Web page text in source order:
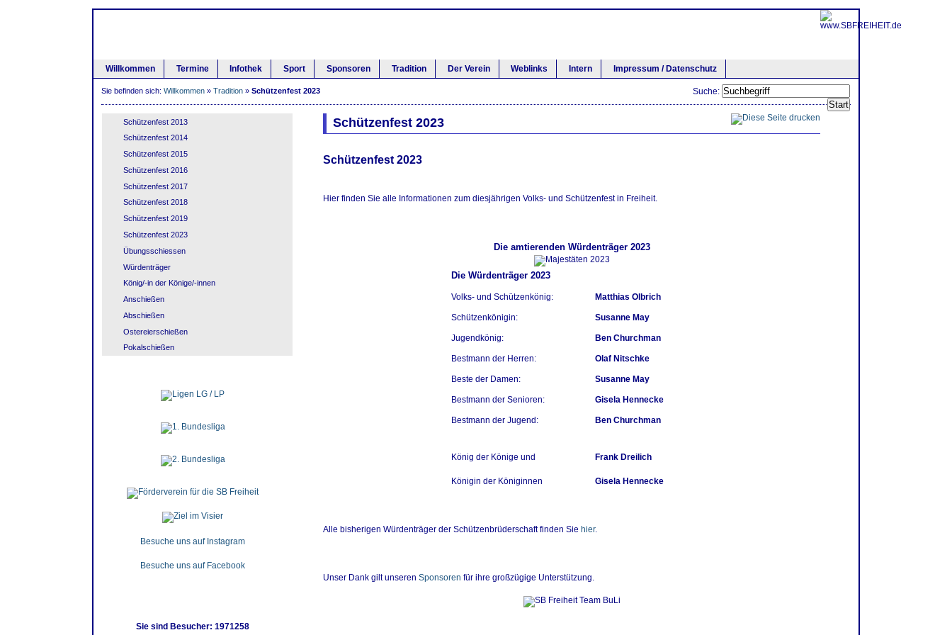
Willkommen Termine Infothek Sport Sponsoren Tradition Der Verein Weblinks Intern Impressum / Datenschutz
Suche:
Sie befinden sich: Willkommen» Tradition» Schützenfest 2023
Schützenfest 2013
Schützenfest 2014
Schützenfest 2015
Schützenfest 2016
Schützenfest 2017
Schützenfest 2018
Schützenfest 2019
Schützenfest 2023
Übungsschiessen
Würdenträger
König/-in der Könige/-innen
Anschießen
Abschießen
Ostereierschießen
Pokalschießen
Besuche uns auf Instagram
Besuche uns auf Facebook
Sie sind Besucher: 1971258
Schützenfest 2023
Schützenfest 2023
Hier finden Sie alle Informationen zum diesjährigen Volks- und Schützenfest in Freiheit.
Die amtierenden Würdenträger 2023
Die Würdenträger 2023
Volks- und Schützenkönig: Matthias Olbrich
Schützenkönigin: Susanne May
Jugendkönig: Ben Churchman
Bestmann der Herren: Olaf Nitschke
Beste der Damen: Susanne May
Bestmann der Senioren: Gisela Hennecke
Bestmann der Jugend: Ben Churchman
König der Könige und
Königin der Königinnen
Frank Dreilich
Gisela Hennecke
Alle bisherigen Würdenträger der Schützenbrüderschaft finden Sie hier.
Unser Dank gilt unseren Sponsoren für ihre großzügige Unterstützung.